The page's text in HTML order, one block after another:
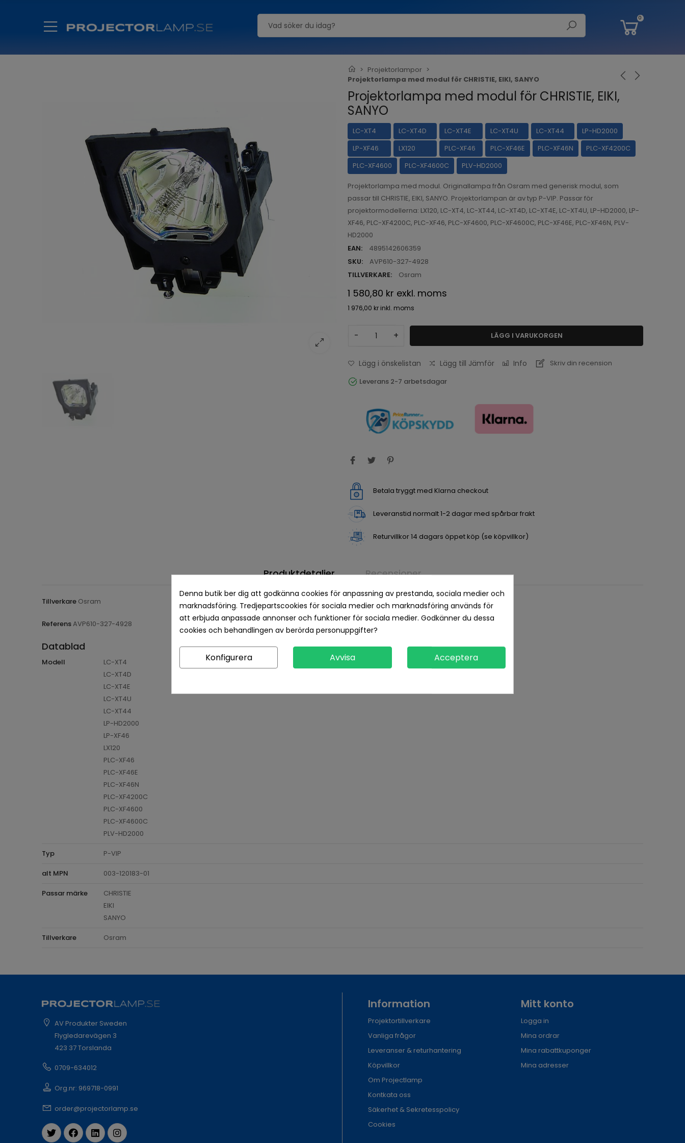
0
Projektorlampor
Projektorlampa med modul för CHRISTIE, EIKI, SANYO
Projektorlampa med modul för CHRISTIE, EIKI,
SANYO
LC-XT4 LC-XT4D LC-XT4E LC-XT4U LC-XT44
LP-HD2000
LP-XF46
LX120 PLC-XF46 PLC-XF46E PLC-XF46N
PLC-XF4200C
PLC-XF4600
PLC-XF4600C PLV-HD2000
Projektorlampa med modul. Originallampa från Osram med generisk modul, som
passar till CHRISTIE, EIKI, SANYO. Projektorlampan är av typ P-VIP. Passar för
projektormodellerna: LX120, LC-XT4, LC-XT44, LC-XT4D, LC-XT4E, LC-XT4U, LP-HD2000, LP-
XF46, PLC-XF4200C, PLC-XF46, PLC-XF4600, PLC-XF4600C, PLC-XF46E, PLC-XF46N, PLV-
HD2000
EAN:
4895142606359
SKU:
AVP610-327-4928
TILLVERKARE:
Osram
1 580,80 kr exkl. moms
1 976,00 kr inkl. moms
- + LÄGG I VARUKORGEN
Lägg i önskelistan Lägg till Jämför Info
Skriv din recension
Leverans 2-7 arbetsdagar
Betala tryggt med Klarna checkout
Leveranstid normalt 1-2 dagar med spårbar frakt
Returvillkor 14 dagars öppet köp (se köpvillkor)
Produktdetaljer Recensioner
Tillverkare Osram
ReferensAVP610-327-4928
Datablad
Modell
LC-XT4
LC-XT4D
LC-XT4E
LC-XT4U
LC-XT44
LP-HD2000
LP-XF46
LX120
PLC-XF46
PLC-XF46E
PLC-XF46N
PLC-XF4200C
PLC-XF4600
PLC-XF4600C
PLV-HD2000
Typ P-VIP
alt MPN 003-120183-01
Passar märke
CHRISTIE
EIKI
SANYO
Tillverkare Osram
AV Produkter Sweden
Flygledarevägen 3
423 37 Torslanda
0709-634012
Org.nr: 969718-0991
order@projectorlamp.se
Information
Projektortillverkare
Vanliga frågor
Leveranser & returhantering
Köpvillkor
Om Projectlamp
Kontkata oss
Säkerhet & Sekretesspolicy
Cookies
Mitt konto
Logga in
Mina ordrar
Mina rabattkuponger
Mina adresser
Denna butik ber dig att godkänna cookies för anpassning av prestanda, sociala medier och
marknadsföring. Tredjepartscookies för sociala medier och marknadsföring används för
att erbjuda anpassade annonser och funktioner för sociala medier. Godkänner du dessa
cookies och behandlingen av berörda personuppgifter?
Konfigurera Avvisa Acceptera